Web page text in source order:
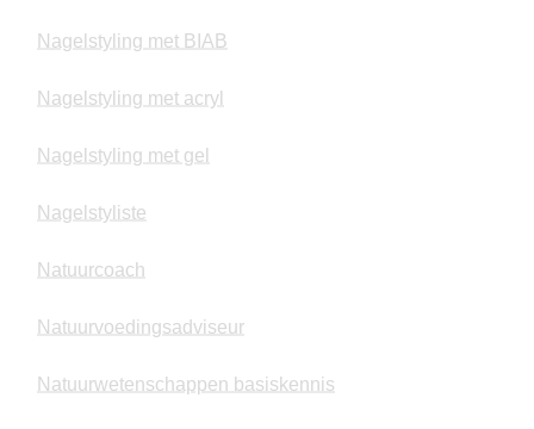
Nagelstyling met BIAB
Nagelstyling met acryl
Nagelstyling met gel
Nagelstyliste
Natuurcoach
Natuurvoedingsadviseur
Natuurwetenschappen basiskennis